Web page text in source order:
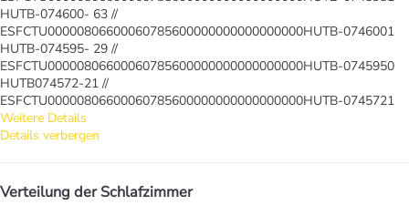
HUTB-074600- 63 //
ESFCTU00000806600060785600000000000000000HUTB-0746001
HUTB-074595- 29 //
ESFCTU00000806600060785600000000000000000HUTB-0745950
HUTB074572-21 //
ESFCTU00000806600060785600000000000000000HUTB-0745721
Weitere Details
Details verbergen
Verteilung der Schlafzimmer